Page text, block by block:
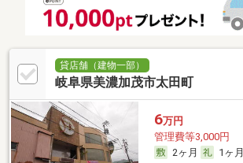
貸店舗（建物一部）
岐阜県美濃加茂市太田町
6万円
管理費等3,000円
2ヶ月
1ヶ月